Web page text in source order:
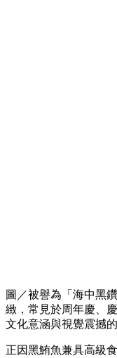
圖／被譽為「海中黑
緻，常見於周年慶、
文化意涵與視覺震撼
正因黑鮪魚兼具高級